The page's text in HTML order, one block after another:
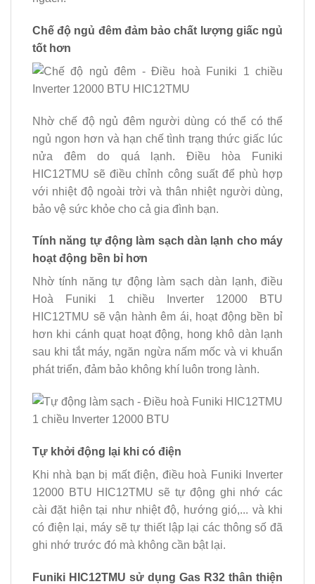
Chế độ ngủ đêm đảm bảo chất lượng giấc ngủ
tốt hơn
Nhờ chế độ ngủ đêm người dùng có thể có thể
ngủ ngon hơn và hạn chế tình trạng thức giấc lúc
nửa đêm do quá lạnh. Điều hòa Funiki
HIC12TMU sẽ điều chỉnh công suất để phù hợp
với nhiệt độ ngoài trời và thân nhiệt người dùng,
bảo vệ sức khỏe cho cả gia đình bạn.
Tính năng tự động làm sạch dàn lạnh cho máy
hoạt động bền bỉ hơn
Nhờ tính năng tự động làm sạch dàn lạnh, điều
Hoà Funiki 1 chiều Inverter 12000 BTU
HIC12TMU sẽ vận hành êm ái, hoạt động bền bỉ
hơn khi cánh quạt hoạt động, hong khô dàn lạnh
sau khi tắt máy, ngăn ngừa nấm mốc và vi khuẩn
phát triển, đảm bảo không khí luôn trong lành.
Tự khởi động lại khi có điện
Khi nhà bạn bị mất điện, điều hoà Funiki Inverter
12000 BTU HIC12TMU sẽ tự động ghi nhớ các
cài đặt hiện tại như nhiệt độ, hướng gió,... và khi
có điện lại, máy sẽ tự thiết lập lại các thông số đã
ghi nhớ trước đó mà không cần bật lại.
Funiki HIC12TMU sử dụng Gas R32 thân thiện